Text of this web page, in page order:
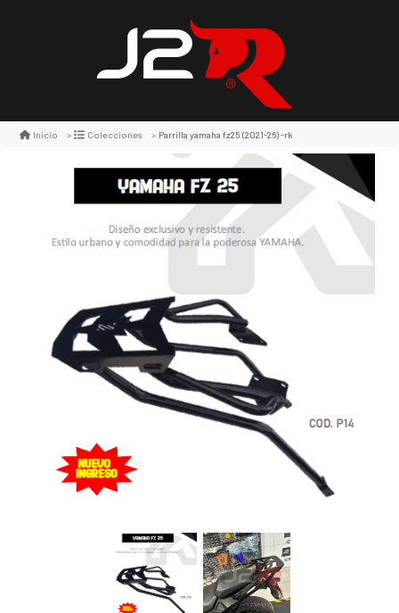
Inicio Colecciones Parrilla yamaha fz25 (2021-26) -rk